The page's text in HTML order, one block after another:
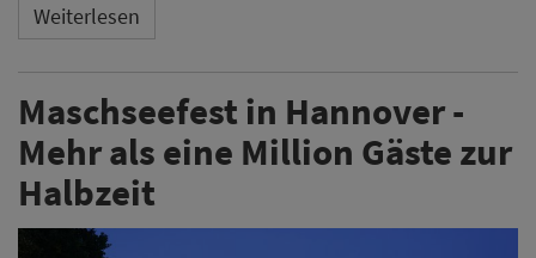
Weiterlesen
Maschseefest in Hannover -
Mehr als eine Million Gäste zur
Halbzeit